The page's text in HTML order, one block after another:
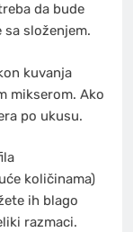
da bude
složenjem.
kuvanja
mikserom. Ako
po ukusu.
količinama)
ih blago
razmaci.